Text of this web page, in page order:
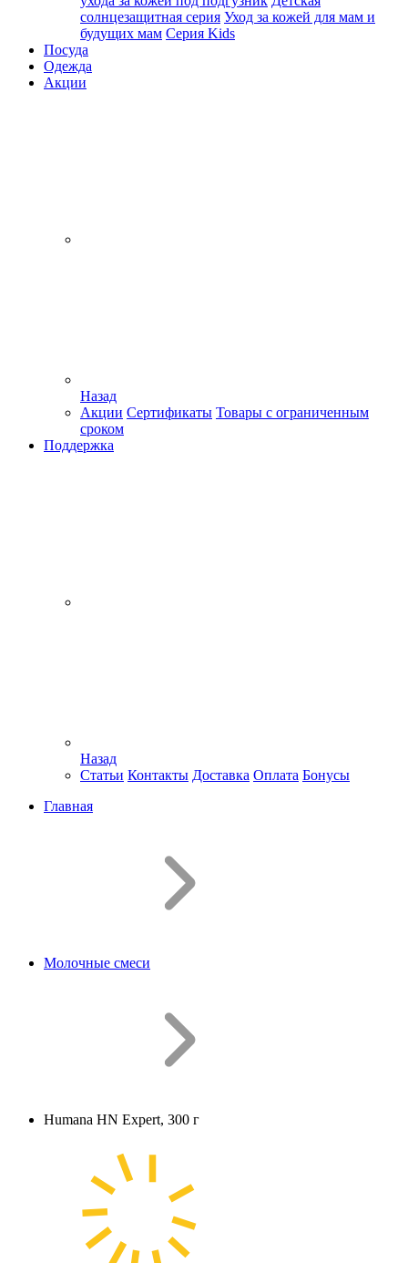
солнцезащитная серия Уход за кожей для мам и
будущих мам Серия Kids
Посуда
Одежда
Акции
Назад
Акции Сертификаты Товары с ограниченным
сроком
Поддержка
Назад
Статьи Контакты Доставка Оплата Бонусы
Главная
Молочные смеси
Humana HN Expert, 300 г